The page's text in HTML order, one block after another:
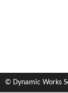
© Dynamic Works